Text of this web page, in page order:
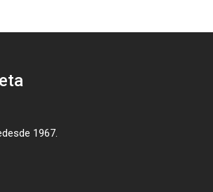
1967.